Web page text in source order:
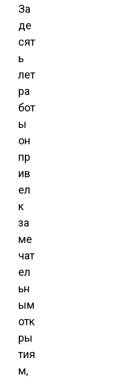
За
де
сят
ь
лет
ра
бот
ы
он
пр
ив
ел
к
за
ме
чат
ел
ьн
ым
отк
ры
тия
м,